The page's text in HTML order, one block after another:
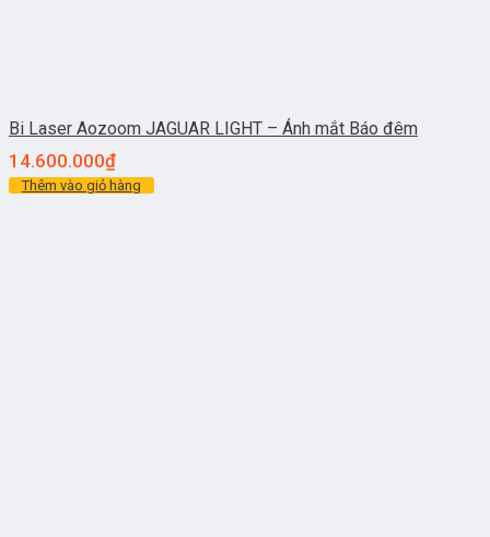
Bi Laser Aozoom JAGUAR LIGHT – Ánh mắt Báo đêm
14.600.000₫
Thêm vào giỏ hàng